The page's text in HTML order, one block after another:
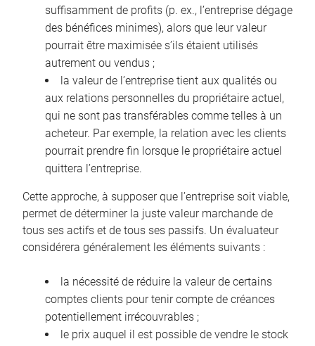
suffisamment de profits (p. ex., l’entreprise dégage
des bénéfices minimes), alors que leur valeur
pourrait être maximisée s’ils étaient utilisés
autrement ou vendus ;
la valeur de l’entreprise tient aux qualités ou
aux relations personnelles du propriétaire actuel,
qui ne sont pas transférables comme telles à un
acheteur. Par exemple, la relation avec les clients
pourrait prendre fin lorsque le propriétaire actuel
quittera l’entreprise.
Cette approche, à supposer que l’entreprise soit viable,
permet de déterminer la juste valeur marchande de
tous ses actifs et de tous ses passifs. Un évaluateur
considérera généralement les éléments suivants :
la nécessité de réduire la valeur de certains
comptes clients pour tenir compte de créances
potentiellement irrécouvrables ;
le prix auquel il est possible de vendre le stock